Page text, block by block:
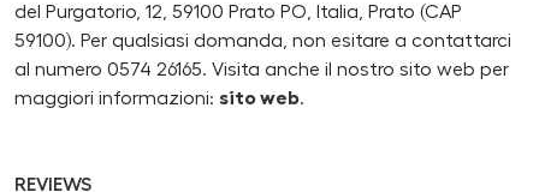
del Purgatorio, 12, 59100 Prato PO, Italia, Prato (CAP
59100). Per qualsiasi domanda, non esitare a contattarci
al numero 0574 26165. Visita anche il nostro sito web per
maggiori informazioni: sito web.
REVIEWS